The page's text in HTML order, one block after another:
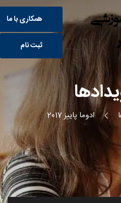
ثبت نام
همکاری با ما
ادوما پاییز 2017